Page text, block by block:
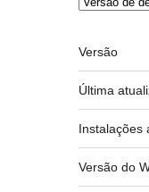
Meta
Versão
Última
Instalações
Versão do